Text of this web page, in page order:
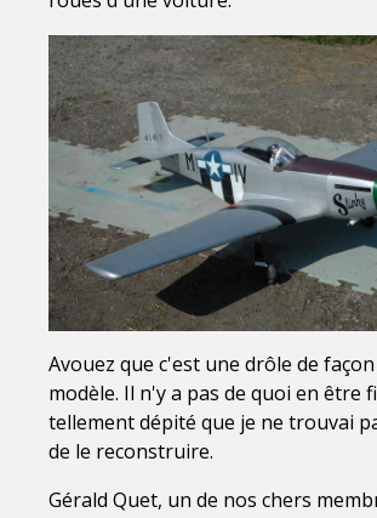
Avouez que c'est une drôle de
modèle. Il n'y a pas de quoi en être
tellement dépité que je ne trouvai
de le reconstruire.
Gérald Quet, un de nos chers